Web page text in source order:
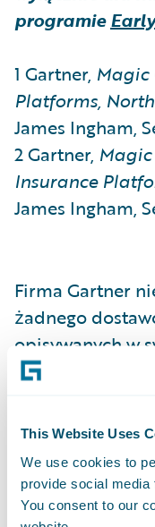
This Website Uses
We use cookies to
provide social media
You consent to our
programie
1 Gartner, Magic
Platforms,
James Ingham,
2 Gartner,
Insurance
James Ingham,
Firma Gartner
żadnego
opisywanych w
rekomenduje
otrzymali
sposób
zawierają
Gartner i nie